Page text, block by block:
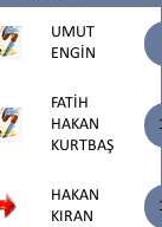
UMUT
ENGİN
FATİH
HAKAN
KURTBAŞ
HAKAN
KIRAN